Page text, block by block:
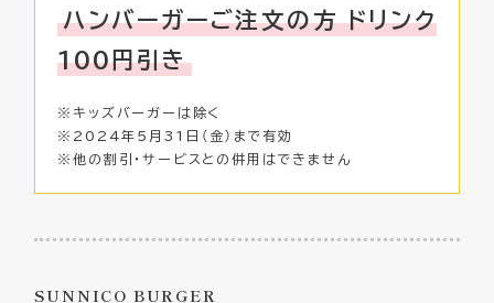
ハンバーガーご注文の方 ドリンク
100円引き
※キッズバーガーは除く
※2024年5月31日（金）まで有効
※他の割引・サービスとの併用はできません
SUNNICO BURGER